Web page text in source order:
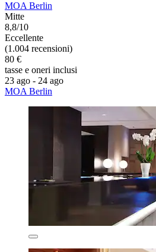
MOA Berlin
Mitte
8,8/10
Eccellente
(1.004 recensioni)
80 €
tasse e oneri inclusi
23 ago - 24 ago
MOA Berlin